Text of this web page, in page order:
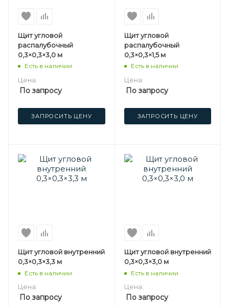
Щит угловой
распалубочный
0,3×0,3×3,0 м
Есть в наличии
Цена:
По запросу
ЗАПРОСИТЬ ЦЕНУ
Щит угловой
распалубочный
0,3×0,3×1,5 м
Есть в наличии
Цена:
По запросу
ЗАПРОСИТЬ ЦЕНУ
Щит угловой внутренний
0,3×0,3×3,3 м
Есть в наличии
Цена:
По запросу
Щит угловой внутренний
0,3×0,3×3,0 м
Есть в наличии
Цена:
По запросу